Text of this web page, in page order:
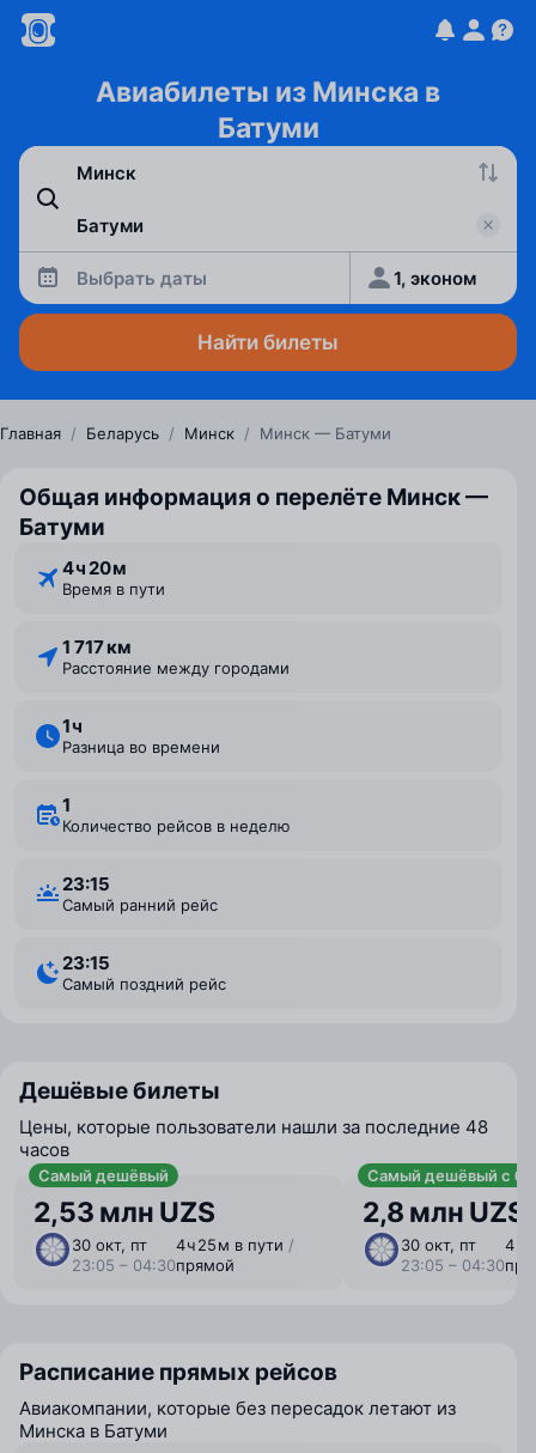
Авиабилеты из Минска в
Батуми
Выбрать даты 1, эконом
Найти билеты
Главная / Беларусь / Минск / Минск — Батуми
Общая информация о перелёте Минск —
Батуми
4 ⁠ч 20 ⁠м
Время в пути
1 717 км
Расстояние между городами
1 ⁠ч
Разница во времени
1
Количество рейсов в неделю
23:15
Самый ранний рейс
23:15
Самый поздний рейс
Дешёвые билеты
Цены, которые пользователи нашли за последние 48
часов
Самый дешёвый
2,53 млн UZS
30 окт, пт
23:05 – 04:30
4 ⁠ч 25 ⁠м в пути /
прямой
Самый дешёвый с
2,8 млн UZS
30 окт, пт
23:05 – 04:30
4 ⁠ч
Расписание прямых рейсов
Авиакомпании, которые без пересадок летают из
Минска в Батуми